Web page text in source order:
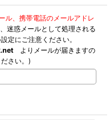
ル、携帯電話のメールアドレ
迷惑メールとして処理される
定にご注意ください。
よりメールが届きますの
さい。)